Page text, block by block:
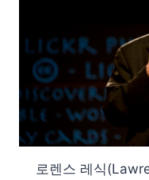
로렌스 레식